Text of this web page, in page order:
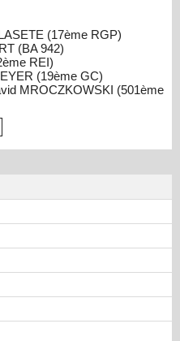
(17ème RGP)
(BA 942)
REI)
(19ème GC)
MROCZKOWSKI (501ème